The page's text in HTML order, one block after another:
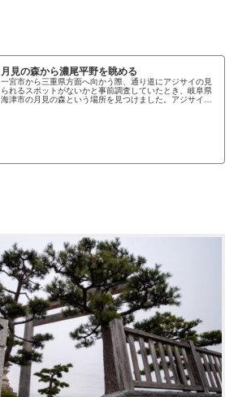
月見の森から濃尾平野を眺める
一宮市から三重県方面へ向かう際、通り道にアジサイの見
られるスポットがないかと事前調査していたとき、岐阜県
海津市の月見の森という場所を見つけました。アジサイも